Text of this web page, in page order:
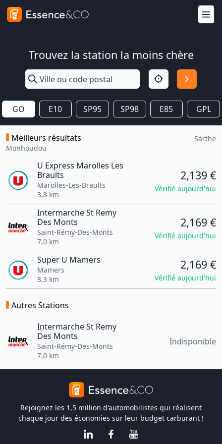
Trouvez la station la moins chère
GO E10 SP95 SP98 E85 GPL
Meilleurs résultats
Monhoudou
Sarthe
U Express Marolles Les
Braults
Marolles-Les-Braults
3,8 km
2,139 €
Vérifié aujourd'hui
Intermarche St Remy
Des Monts
Saint-Rémy-Des-Monts
7,0 km
2,169 €
Vérifié aujourd'hui
Super U Mamers
Mamers
8,3 km
2,169 €
Vérifié aujourd'hui
Autres Stations
Intermarche St Remy
Des Monts
Saint-Rémy-Des-Monts
7,0 km
Indisponible
Rejoignez les 1,5 million d'automobilistes qui réalisent
chaque jour des économies sur leur budget carburant !